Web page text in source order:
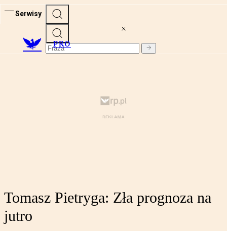
Serwisy
PRO
Tomasz Pietryga: Zła prognoza na
jutro